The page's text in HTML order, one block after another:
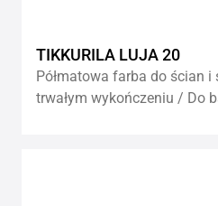
TIKKURILA LUJA 20
Półmatowa farba do ścian
trwałym wykończeniu / Do